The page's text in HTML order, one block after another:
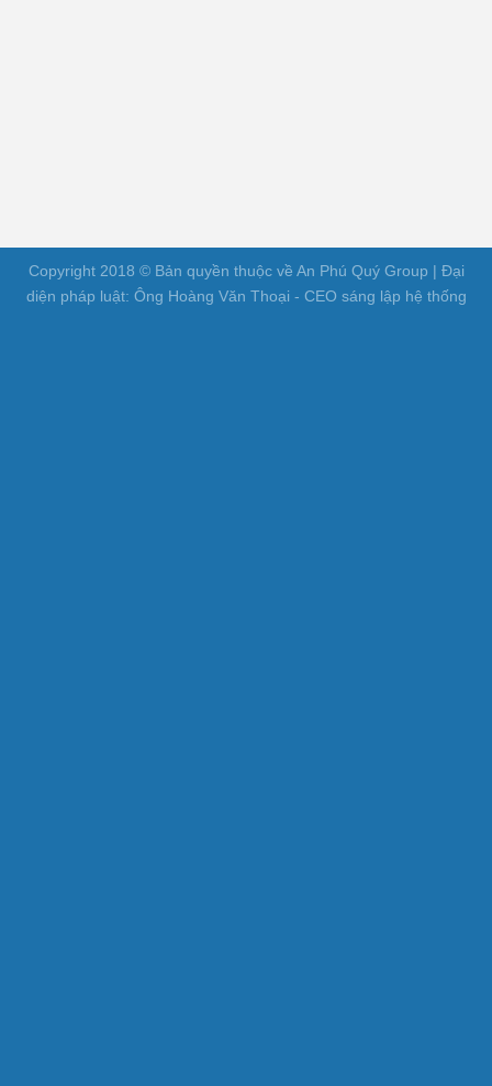
Copyright 2018 © Bản quyền thuộc về An Phú Quý Group | Đại
diện pháp luật: Ông Hoàng Văn Thoại - CEO sáng lập hệ thống